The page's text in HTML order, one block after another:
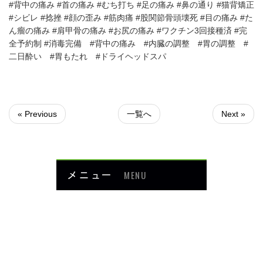
#背中の痛み #首の痛み #むち打ち #足の痛み #鼻の通り #猫背矯正
#シビレ #捻挫 #顔の歪み #筋肉痛 #股関節骨頭壊死 #目の痛み #た
ん瘤の痛み #肩甲骨の痛み #お尻の痛み #ワクチン3回接種済 #完
全予約制 #消毒完備 #背中の痛み #内臓の調整 #胃の調整 #
二日酔い #胃もたれ #ドライヘッドスパ
« Previous 一覧へ Next »
メニュー MENU